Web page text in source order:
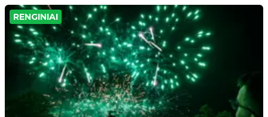
RENGINIAI